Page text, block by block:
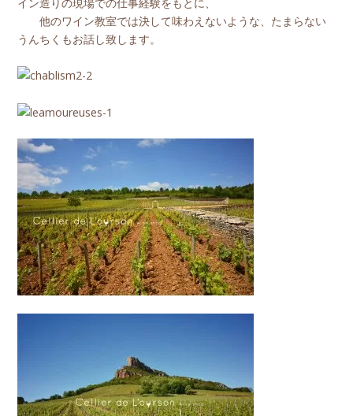
他のワイン教室では決して味わえないような、たまらない
うんちくもお話し致します。